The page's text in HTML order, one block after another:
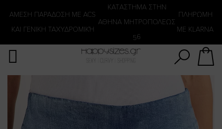
ΑΜΕΣΗ ΠΑΡΑΔΟΣΗ ΜΕ ACS
ΚΑΙ ΓΕΝΙΚΗ ΤΑΧΥΔΡΟΜΙΚΉ
KATΑΣΤΗΜΑ ΣΤΗΝ
ΑΘΗΝΑ ΜΗΤΡΟΠΟΛΕΩΣ
56
ΠΛΗΡΩΜΗ
ΜΕ KLARNA
the
end
of
Αναζήτηση